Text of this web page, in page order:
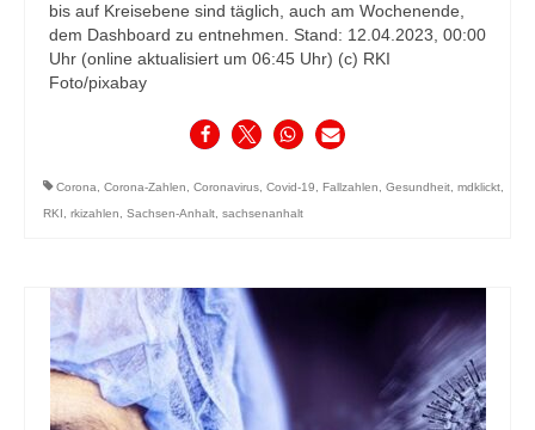
bis auf Kreisebene sind täglich, auch am Wochenende,
dem Dashboard zu entnehmen. Stand: 12.04.2023, 00:00
Uhr (online aktualisiert um 06:45 Uhr) (c) RKI
Foto/pixabay
Corona, Corona-Zahlen, Coronavirus, Covid-19, Fallzahlen, Gesundheit, mdklickt,
RKI , rkizahlen, Sachsen-Anhalt, sachsenanhalt